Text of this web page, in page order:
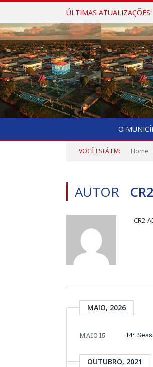
ÚLTIMAS ATUALIZAÇÕES:
O
VOCÊ ESTÁ EM: Home
AUTOR
CR2-
MAIO, 2026
MAIO 15 14ª
OUTUBRO, 2021